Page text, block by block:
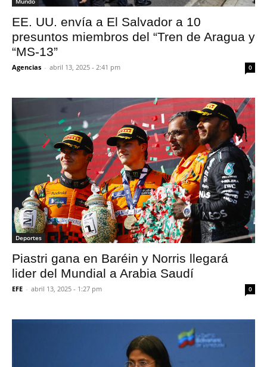
EE. UU. envía a El Salvador a 10
presuntos miembros del “Tren de Aragua y
“MS-13”
Agencias - abril 13, 2025 - 2:41 pm 0
Deportes
Piastri gana en Baréin y Norris llegará
lider del Mundial a Arabia Saudí
EFE - abril 13, 2025 - 1:27 pm 0